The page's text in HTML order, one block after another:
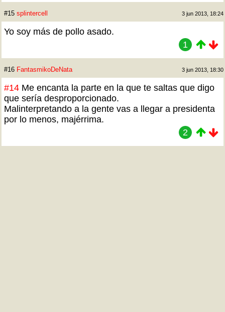
#15 splintercell 3 jun 2013, 18:24
Yo soy más de pollo asado.
1
#16 FantasmikoDeNata 3 jun 2013, 18:30
#14 Me encanta la parte en la que te saltas que digo
que sería desproporcionado.
Malinterpretando a la gente vas a llegar a presidenta
por lo menos, majérrima.
2